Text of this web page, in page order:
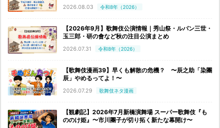
2026.08.03 令和8年（2026）
【2026年9月】歌舞伎公演情報｜秀山祭・ルパン三世・
玉三郎・研の會など秋の注目公演まとめ
2026.07.31 令和8年（2026）
【歌舞伎漫画39】早くも解散の危機？ 〜辰之助「染團
辰」やめるってよ！〜
2026.07.29 歌舞伎ネタ漫画
【観劇記】2026年7月新橋演舞場 スーパー歌舞伎『も
ののけ姫』〜市川團子が切り拓く新たな幕開け〜